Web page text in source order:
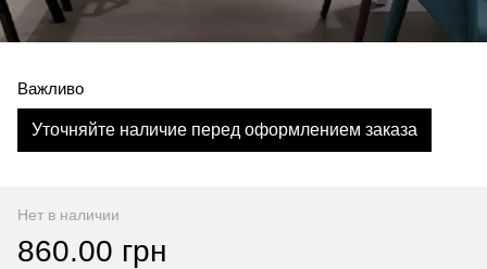
Важливо
Уточняйте наличие перед оформлением заказа
Нет в наличии
860.00 грн